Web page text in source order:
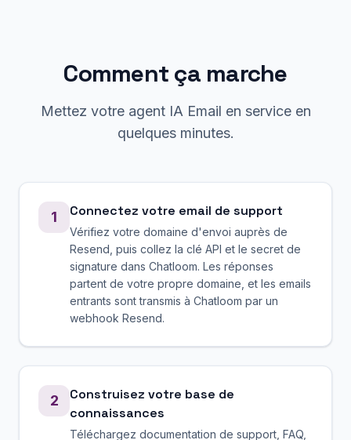
Comment ça marche
Mettez votre agent IA Email en service en
quelques minutes.
1 Connectez votre email de support
Vérifiez votre domaine d'envoi auprès de
Resend, puis collez la clé API et le secret de
signature dans Chatloom. Les réponses
partent de votre propre domaine, et les emails
entrants sont transmis à Chatloom par un
webhook Resend.
2
Construisez votre base de
connaissances
Téléchargez documentation de support, FAQ,